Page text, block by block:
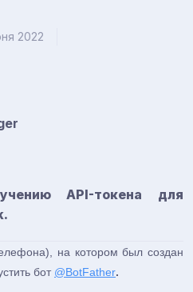
2022
API-токена для
на котором был создан
бот @BotFather.